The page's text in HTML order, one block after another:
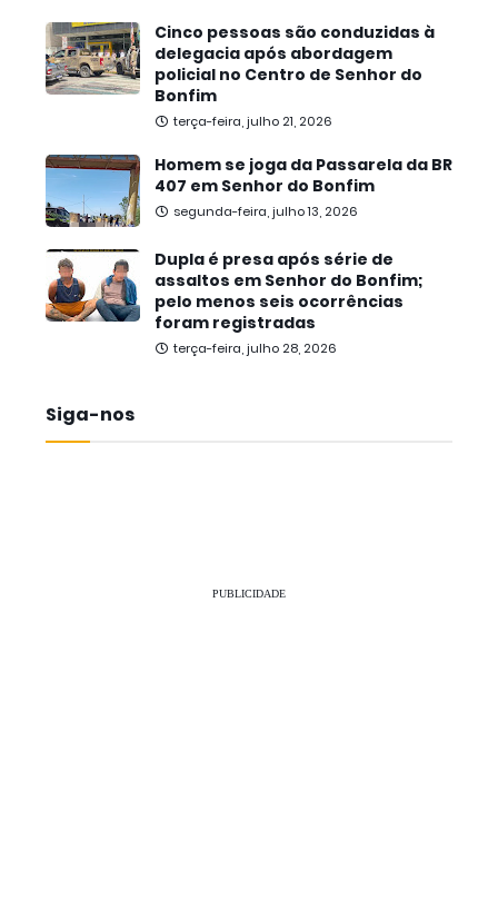
Cinco pessoas são conduzidas à
delegacia após abordagem
policial no Centro de Senhor do
Bonfim
terça-feira, julho 21, 2026
Homem se joga da Passarela da BR
407 em Senhor do Bonfim
segunda-feira, julho 13, 2026
Dupla é presa após série de
assaltos em Senhor do Bonfim;
pelo menos seis ocorrências
foram registradas
terça-feira, julho 28, 2026
Siga-nos
PUBLICIDADE